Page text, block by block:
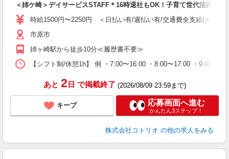
＜姉ケ崎＞デイサービスSTAFF＊16時退社もOK！子育て世代活躍中
時給1500円〜2250円 ＜日払い有/週払い有/交通費全支給(ガソリ
市原市
姉ヶ崎駅から徒歩10分≪履歴書不要≫
【シフト制/休憩1h】 例 ・7:00〜16:00 ・8:00〜17:00 ・9:00〜
あと 2 日 で掲載終了 (2026/08/09 23:59まで)
キープ 応募画面へ進む
かんたん3ステップ！
株式会社コトリオ の他の求人をみる